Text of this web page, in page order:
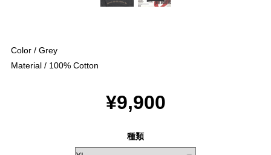
Color / Grey
Material / 100% Cotton
¥9,900
種類